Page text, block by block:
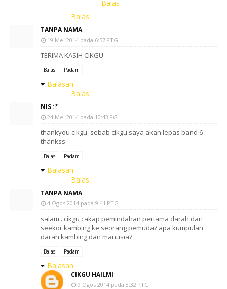
Balas
Balas
TANPA NAMA
19 Mei 2014 pada 6:57 PTG
TERIMA KASIH CIKGU
Balas Padam
Balasan
Balas
NIS :*
24 Mei 2014 pada 10:43 PG
thankyou cikgu. sebab cikgu saya akan lepas band 6
thankss
Balas Padam
Balasan
Balas
TANPA NAMA
4 Ogos 2014 pada 9:41 PTG
salam...cikgu cakap pemindahan pertama darah dari
seekor kambing ke seorang pemuda? apa kumpulan
darah kambing dan manusia?
Balas Padam
Balasan
CIKGU HAILMI
9 Ogos 2014 pada 8:32 PTG